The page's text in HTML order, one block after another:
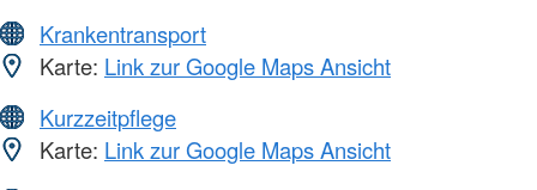
Krankentransport
Karte: Link zur Google Maps Ansicht
Kurzzeitpflege
Karte: Link zur Google Maps Ansicht